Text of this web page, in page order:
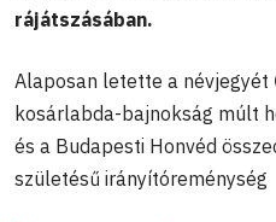
rájátszásában.
Alaposan letette a névjegyét
kosárlabda-bajnokság múlt
és a Budapesti Honvéd
születésű irányítóreménység